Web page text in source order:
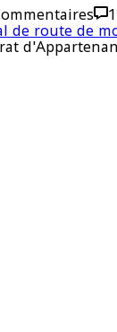
de route de